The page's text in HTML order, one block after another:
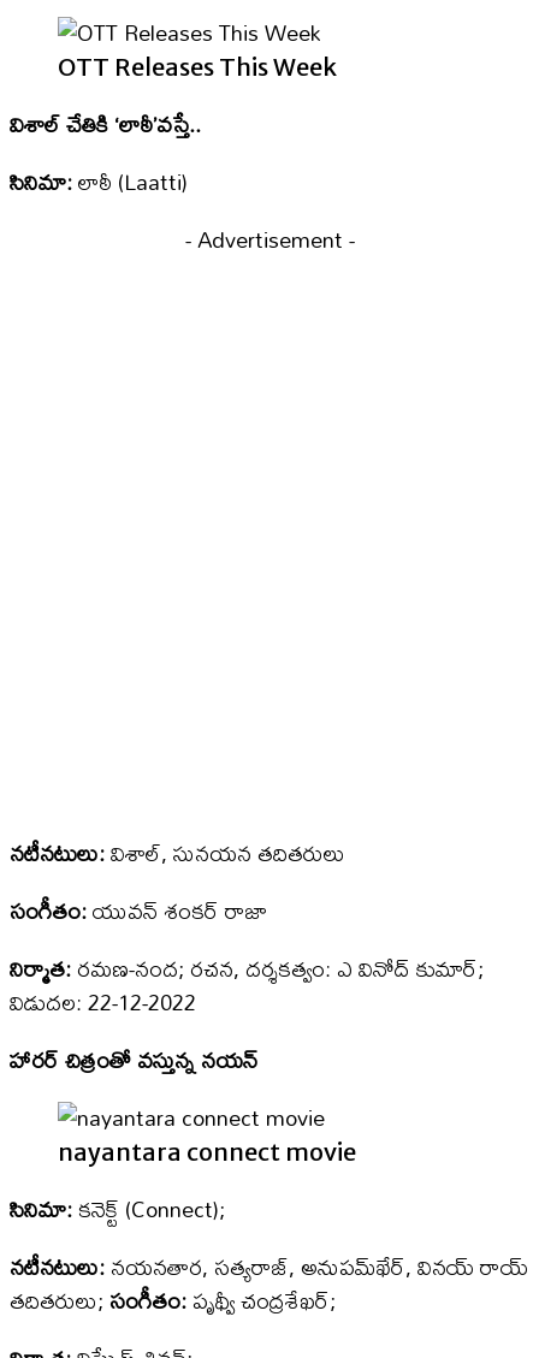
OTT Releases This Week
విశాల్‌ చేతికి ‘లాఠీ’వస్తే..
సినిమా:లాఠీ (Laatti)
- Advertisement -
నటీనటులు:విశాల్‌, సునయన తదితరులు
సంగీతం:యువన్‌ శంకర్‌ రాజా
నిర్మాత:రమణ-నంద; రచన, దర్శకత్వం: ఎ వినోద్‌ కుమార్‌;
విడుదల: 22-12-2022
హారర్‌ చిత్రంతో వస్తున్న నయన్‌
nayantara connect movie
సినిమా:కనెక్ట్‌ (Connect);
నటీనటులు:నయనతార, సత్యరాజ్‌, అనుపమ్‌ఖేర్‌, వినయ్‌ రాయ్‌
తదితరులు;సంగీతం:పృథ్వీ చంద్రశేఖర్‌;